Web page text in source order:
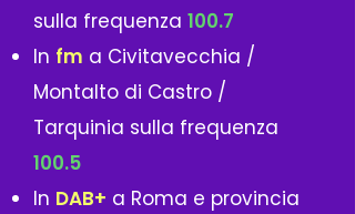
sulla frequenza 100.7
In fm a Civitavecchia /
Montalto di Castro /
Tarquinia sulla frequenza
100.5
In DAB+ a Roma e provincia